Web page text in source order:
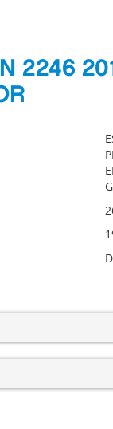
2246